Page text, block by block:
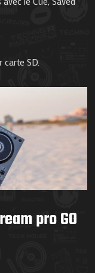
carte SD.
pro GO